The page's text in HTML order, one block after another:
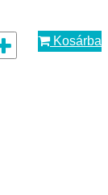
Kosárba